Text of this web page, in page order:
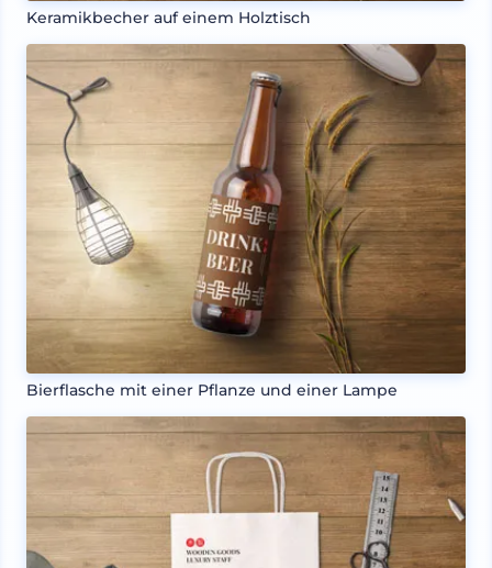
Keramikbecher auf einem Holztisch
Bierflasche mit einer Pflanze und einer Lampe